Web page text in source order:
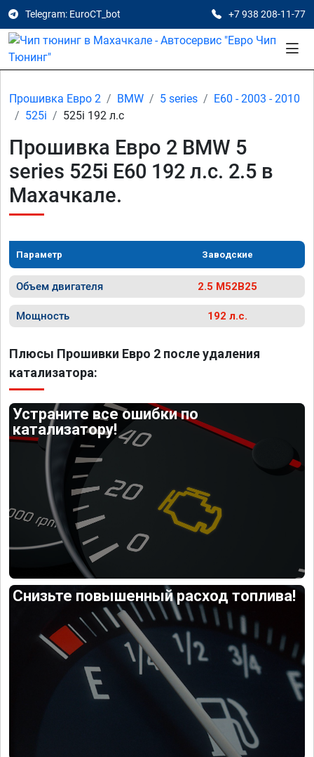
Telegram: EuroCT_bot +7 938 208-11-77
Прошивка Евро 2 BMW 5 series
E60 - 2003 - 2010
525i
525i 192 л.с
Прошивка Евро 2 BMW 5
series 525i E60 192 л.с. 2.5 в
Махачкале.
Параметр Заводские
Объем двигателя 2.5 M52B25
Мощность 192 л.с.
Плюсы Прошивки Евро 2 после удаления
катализатора:
Устраните все ошибки по
катализатору!
Снизьте повышенный расход топлива!